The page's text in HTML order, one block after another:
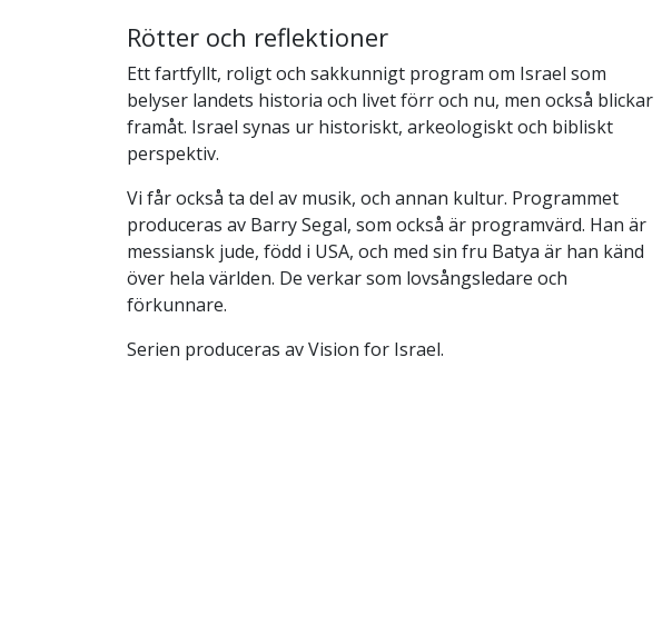
Rötter och reflektioner
Ett fartfyllt, roligt och sakkunnigt program om Israel som
belyser landets historia och livet förr och nu, men också blickar
framåt. Israel synas ur historiskt, arkeologiskt och bibliskt
perspektiv.
Vi får också ta del av musik, och annan kultur. Programmet
produceras av Barry Segal, som också är programvärd. Han är
messiansk jude, född i USA, och med sin fru Batya är han känd
över hela världen. De verkar som lovsångsledare och
förkunnare.
Serien produceras av Vision for Israel.